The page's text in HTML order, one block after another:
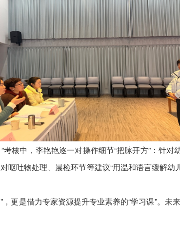
中，李艳艳逐一对操作细节“把脉开方”：针对
呕吐物处理、晨检环节等建议“用温和语言缓解
是借力专家资源提升专业素养的“学习课”。未